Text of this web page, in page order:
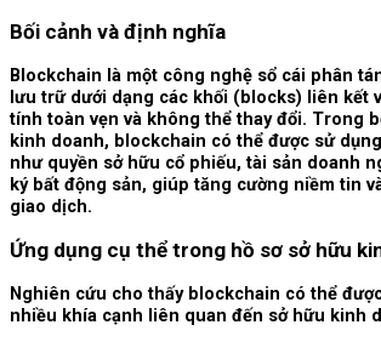
Bối cảnh và định nghĩa
Blockchain là một công nghệ sổ cái phân
lưu trữ dưới dạng các khối (blocks) liên kết
tính toàn vẹn và không thể thay đổi. Trong
kinh doanh, blockchain có thể được sử
như quyền sở hữu cổ phiếu, tài sản doanh
ký bất động sản, giúp tăng cường niềm tin
giao dịch.
Ứng dụng cụ thể trong hồ sơ sở hữu
Nghiên cứu cho thấy blockchain có thể
nhiều khía cạnh liên quan đến sở hữu kinh